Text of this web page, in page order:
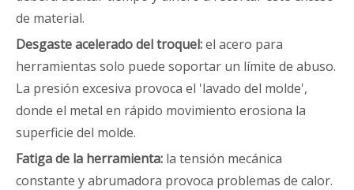
de material.
Desgaste acelerado del troquel:el acero para
herramientas solo puede soportar un límite de abuso.
La presión excesiva provoca el 'lavado del molde',
donde el metal en rápido movimiento erosiona la
superficie del molde.
Fatiga de la herramienta: la tensión mecánica
constante y abrumadora provoca problemas de calor.